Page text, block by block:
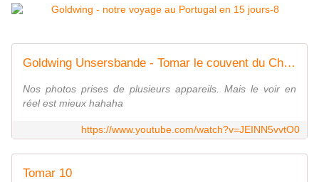
Goldwing Unsersbande - Tomar le couvent du Christ
Nos photos prises de plusieurs appareils. Mais le voir en
réel est mieux hahaha
https://www.youtube.com/watch?v=JEINN5vvtO0
Tomar 10